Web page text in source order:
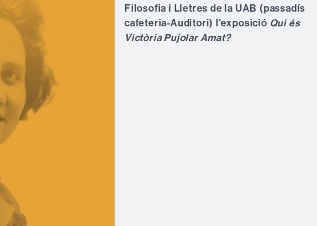
Filosofia i Lletres de la UAB (passadís
cafeteria-Auditori) l'exposició Qui és
Victòria Pujolar Amat?